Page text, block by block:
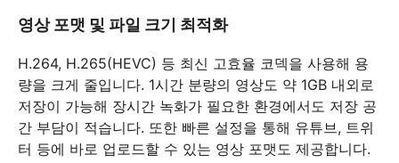
영상 포맷 및 파일 크기 최적화
H.264, H.265(HEVC) 등 최신 고효율 코덱을 사용해 용
량을 크게 줄입니다. 1시간 분량의 영상도 약 1GB 내외로
저장이 가능해 장시간 녹화가 필요한 환경에서도 저장 공
간 부담이 적습니다. 또한 빠른 설정을 통해 유튜브, 트위
터 등에 바로 업로드할 수 있는 영상 포맷도 제공합니다.